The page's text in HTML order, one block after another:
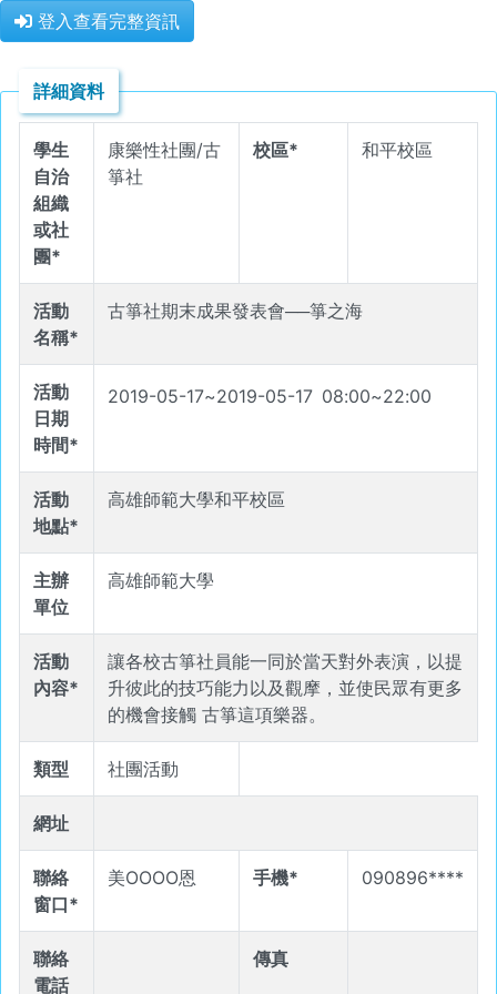
登入查看完整資訊
詳細資料
學生
自治
組織
或社
團*
康樂性社團/古
箏社
校區* 和平校區
活動
名稱*
古箏社期末成果發表會──箏之海
活動
日期
時間*
2019-05-17~2019-05-17 08:00~22:00
活動
地點*
高雄師範大學和平校區
主辦
單位
高雄師範大學
活動
內容*
讓各校古箏社員能一同於當天對外表演，以提
升彼此的技巧能力以及觀摩，並使民眾有更多
的機會接觸 古箏這項樂器。
類型 社團活動
網址
聯絡
窗口*
美OOOO恩 手機* 090896****
聯絡
電話
傳真